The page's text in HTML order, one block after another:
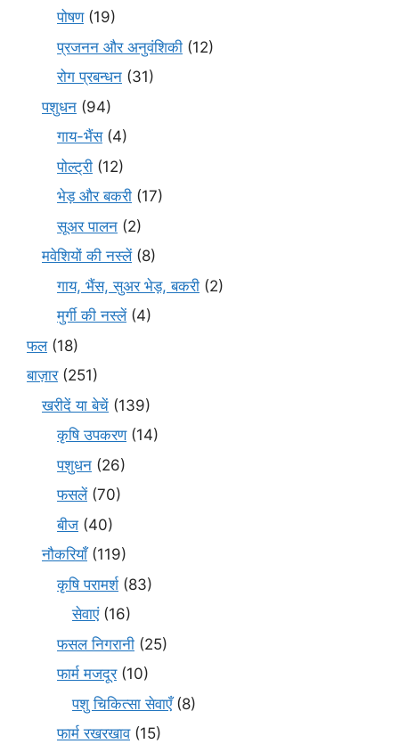
पोषण(19)
प्रजनन और अनुवंशिकी (12)
रोग प्रबन्धन (31)
पशुधन (94)
गाय-भैंस(4)
पोल्ट्री (12)
भेड़ और बकरी (17)
सूअर पालन (2)
मवेशियों की नस्लें(8)
गाय, भैंस, सुअर भेड़, बकरी (2)
मुर्गी की नस्लें(4)
फल(18)
बाज़ार(251)
खरीदें या बेचें (139)
कृषि उपकरण(14)
पशुधन (26)
फसलें(70)
बीज (40)
नौकरियाँ(119)
कृषि परामर्श(83)
सेवाएं(16)
फसल निगरानी (25)
फार्म मजदूर(10)
पशु चिकित्सा सेवाएँ(8)
फार्म रखरखाव(15)